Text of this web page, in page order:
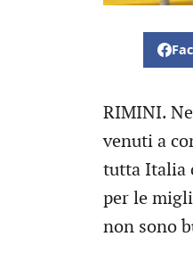
RIMINI.
venuti a
tutta Italia
per le
non sono